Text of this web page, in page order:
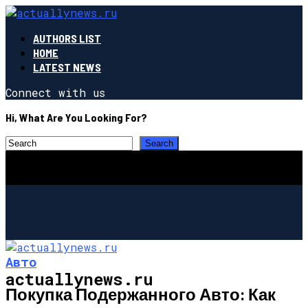
AUTHORS LIST
HOME
LATEST NEWS
Connect with us
Hi, What Are You Looking For?
actuallynews.ru
Авто
Покупка Подержанного Авто: Как